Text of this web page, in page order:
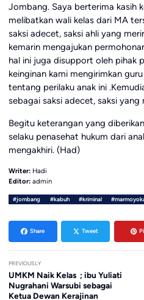
Jombang. Saya berterima kasih
melibatkan wali kelas dari MA
saksi adecet, saksi ahli yang
kemarin mengajukan
hal ini juga disupport oleh pihak
keinginan kami mengirimkan
tentang perilaku anak ini
sebagai saksi adecet, saksi yang
Begitu keterangan yang
selaku penasehat hukum dari
mengakhiri. (Had)
Writer: Hadi
Editor: admin
#jombang #kabuh #kriminal
Share Tweet
PREVIOUSLY
UMKM Naik Kelas ; ibu Yuliati
Nugrahani Warsubi sebagai
Ketua Dewan Kerajinan